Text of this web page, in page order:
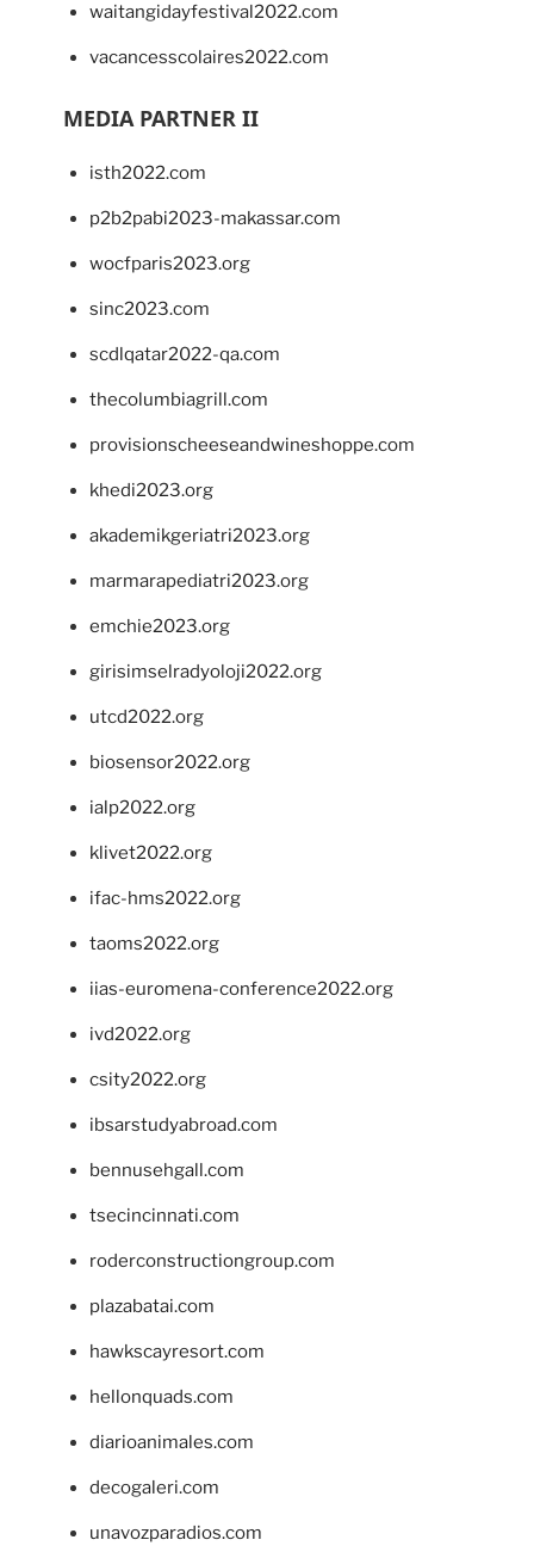
waitangidayfestival2022.com
vacancesscolaires2022.com
MEDIA PARTNER II
isth2022.com
p2b2pabi2023-makassar.com
wocfparis2023.org
sinc2023.com
scdlqatar2022-qa.com
thecolumbiagrill.com
provisionscheeseandwineshoppe.com
khedi2023.org
akademikgeriatri2023.org
marmarapediatri2023.org
emchie2023.org
girisimselradyoloji2022.org
utcd2022.org
biosensor2022.org
ialp2022.org
klivet2022.org
ifac-hms2022.org
taoms2022.org
iias-euromena-conference2022.org
ivd2022.org
csity2022.org
ibsarstudyabroad.com
bennusehgall.com
tsecincinnati.com
roderconstructiongroup.com
plazabatai.com
hawkscayresort.com
hellonquads.com
diarioanimales.com
decogaleri.com
unavozparadios.com